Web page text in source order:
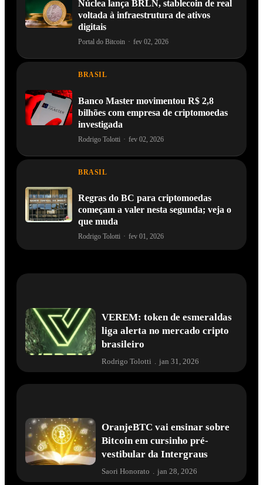
Núclea lança BRLN, stablecoin de real
voltada à infraestrutura de ativos
digitais
Portal do Bitcoin · fev 02, 2026
BRASIL
Banco Master movimentou R$ 2,8
bilhões com empresa de criptomoedas
investigada
Rodrigo Tolotti · fev 02, 2026
BRASIL
Regras do BC para criptomoedas
começam a valer nesta segunda; veja o
que muda
Rodrigo Tolotti · fev 01, 2026
VEREM: token de esmeraldas
liga alerta no mercado cripto
brasileiro
Rodrigo Tolotti jan 31, 2026
OranjeBTC vai ensinar sobre
Bitcoin em cursinho pré-
vestibular da Intergraus
Saori Honorato . jan 28, 2026